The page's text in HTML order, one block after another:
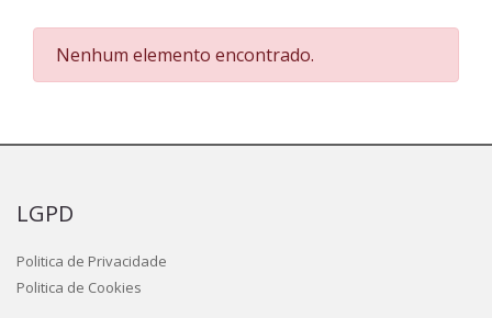
Nenhum elemento encontrado.
LGPD
Politica de Privacidade
Politica de Cookies